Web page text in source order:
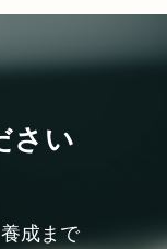
さい
成まで